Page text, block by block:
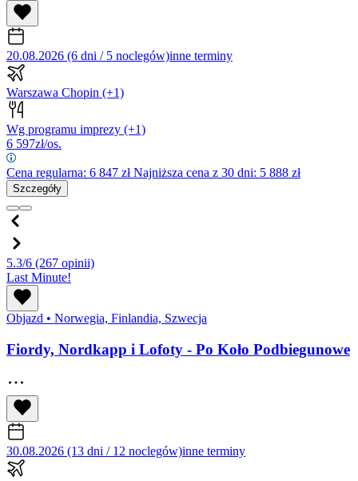
20.08.2026 (6 dni / 5 noclegów)inne terminy
Warszawa Chopin (+1)
Wg programu imprezy (+1)
6 597zł/os.
Cena regularna: 6 847 złNajniższa cena z 30 dni: 5 888 zł
Szczegóły
5.3/6 (267 opinii)
Last Minute!
Objazd • Norwegia, Finlandia, Szwecja
Fiordy, Nordkapp i Lofoty - Po Koło Podbiegunowe
30.08.2026 (13 dni / 12 noclegów)inne terminy